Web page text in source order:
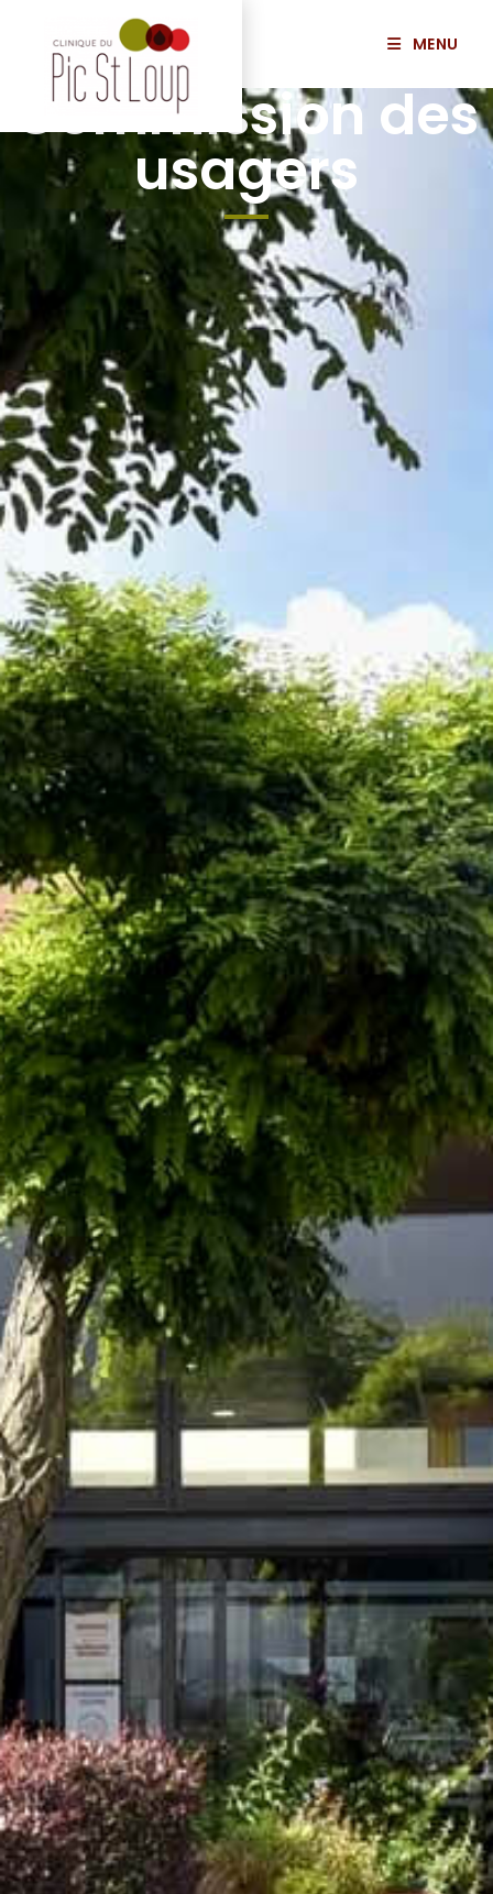
MENU
Commission des
usagers